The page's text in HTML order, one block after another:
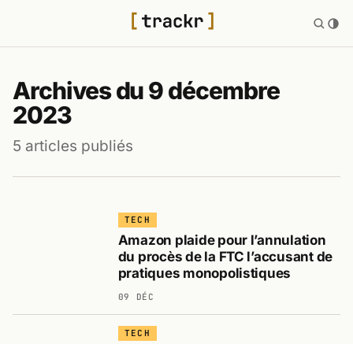
Archives du 9 décembre
2023
5 articles publiés
TECH
Amazon plaide pour l’annulation
du procès de la FTC l’accusant de
pratiques monopolistiques
09 DÉC
TECH